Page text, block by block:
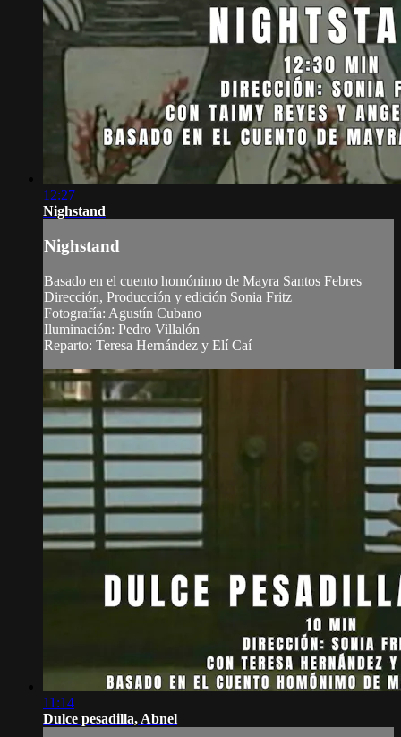
12:27
Nighstand
Nighstand
Basado en el cuento homónimo de Mayra Santos Febres
Dirección, Producción y edición Sonia Fritz
Fotografía: Agustín Cubano
Iluminación: Pedro Villalón
Reparto: Teresa Hernández y Elí Caí
11:14
Dulce pesadilla, Abnel